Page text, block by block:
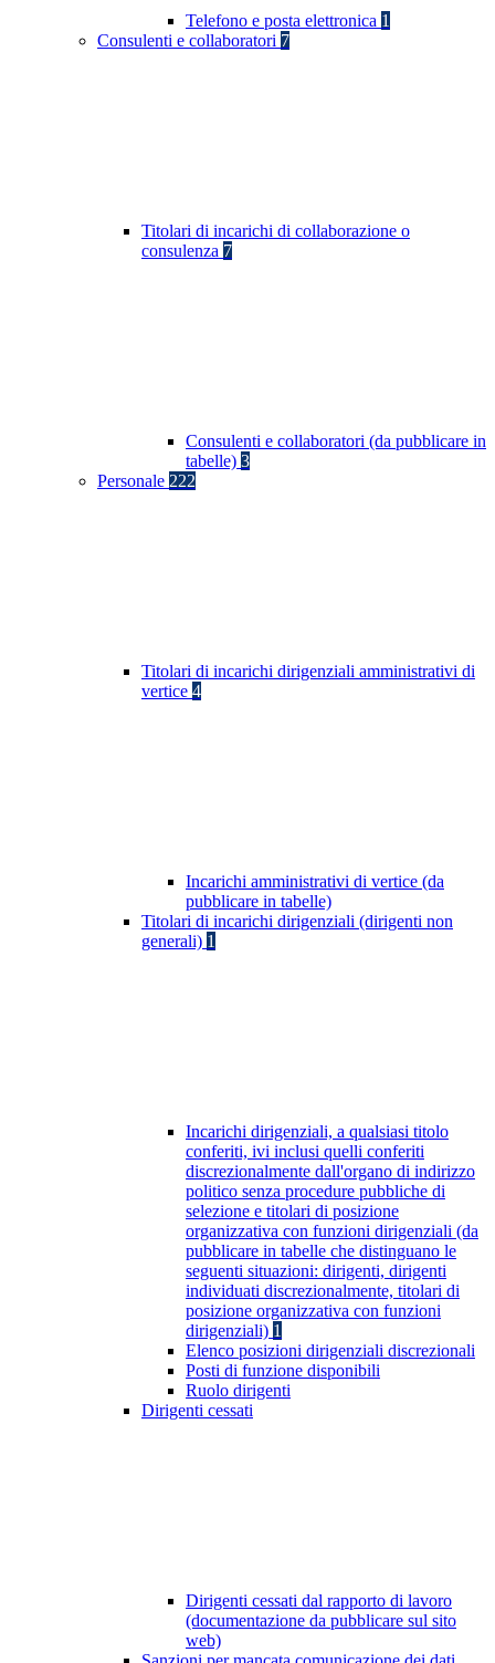
Telefono e posta elettronica 1
Consulenti e collaboratori 7
Titolari di incarichi di collaborazione o
consulenza 7
Consulenti e collaboratori (da pubblicare in
tabelle) 3
Personale 222
Titolari di incarichi dirigenziali amministrativi di
vertice 4
Incarichi amministrativi di vertice (da
pubblicare in tabelle)
Titolari di incarichi dirigenziali (dirigenti non
generali) 1
Incarichi dirigenziali, a qualsiasi titolo
conferiti, ivi inclusi quelli conferiti
discrezionalmente dall'organo di indirizzo
politico senza procedure pubbliche di
selezione e titolari di posizione
organizzativa con funzioni dirigenziali (da
pubblicare in tabelle che distinguano le
seguenti situazioni: dirigenti, dirigenti
individuati discrezionalmente, titolari di
posizione organizzativa con funzioni
dirigenziali) 1
Elenco posizioni dirigenziali discrezionali
Posti di funzione disponibili
Ruolo dirigenti
Dirigenti cessati
Dirigenti cessati dal rapporto di lavoro
(documentazione da pubblicare sul sito
web)